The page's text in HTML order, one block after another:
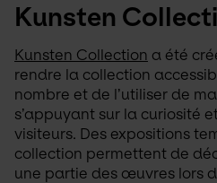
Kunsten
Kunsten Collection a été
rendre la collection
nombre et de l’utiliser de
s’appuyant sur la curiosité
visiteurs. Des expositions
collection permettent de
une partie des œuvres lors